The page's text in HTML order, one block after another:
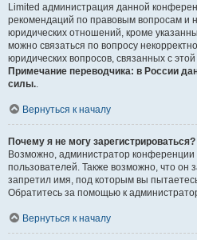
Limited администрация данной
рекомендаций по правовым вопросам и
юридических отношений, кроме
можно связаться по вопросу
юридических вопросов, связанных с
Примечание переводчика: в России
силы..
Вернуться к началу
Почему я не могу зарегистрироваться?
Возможно, администратор
пользователей. Также возможно, что он
запретил имя, под которым вы
Обратитесь за помощью к
Вернуться к началу